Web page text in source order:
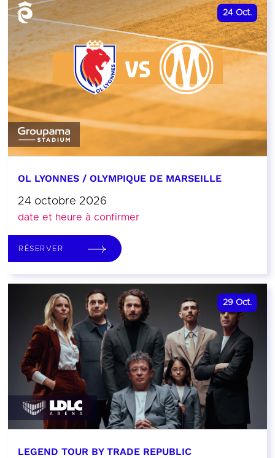
24 Oct.
OL LYONNES / OLYMPIQUE DE MARSEILLE
24 octobre 2026
date et heure à confirmer
RÉSERVER
29 Oct.
LEGEND TOUR BY TRADE REPUBLIC